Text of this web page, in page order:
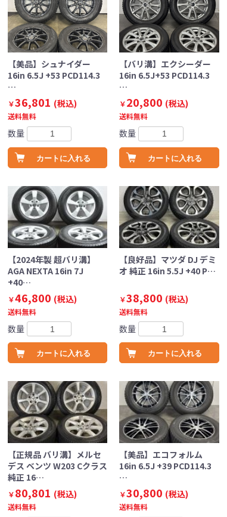
【美品】シュナイダー
16in 6.5J +53 PCD114.3
…
￥36,801 (税込)
送料無料
数量
カートに入れる
【バリ溝】エクシーダー
16in 6.5J+53 PCD114.3
…
￥20,800 (税込)
送料無料
数量
カートに入れる
【2024年製 超バリ溝】
AGA NEXTA 16in 7J
+40…
￥46,800 (税込)
送料無料
数量
カートに入れる
【良好品】マツダ DJ デミ
オ 純正 16in 5.5J +40 P…
￥38,800 (税込)
送料無料
数量
カートに入れる
【正規品 バリ溝】メルセ
デス ベンツ W203 Cクラス
純正 16…
￥80,801 (税込)
送料無料
【美品】エコフォルム
16in 6.5J +39 PCD114.3
…
￥30,800 (税込)
送料無料